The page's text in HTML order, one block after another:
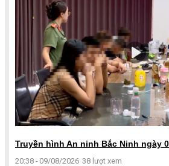
Truyền hình An ninh Bắc Ninh ngày
20:38 - 09/08/2026 38 lượt xem